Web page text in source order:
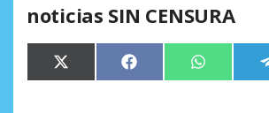
noticias SIN CENSURA
Compartir
en
X
(Twitter)
Compartir
en
Facebook Compartir
en
WhatsApp